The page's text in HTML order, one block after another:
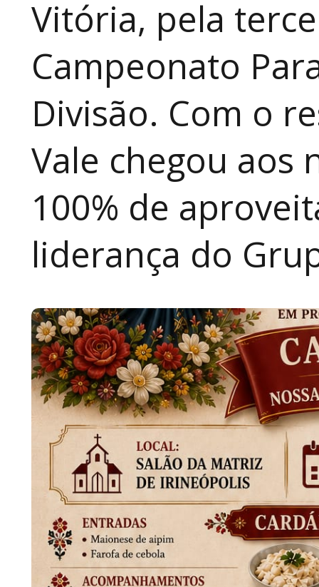
Vitória, pela
Campeonato
Divisão. Com o
Vale chegou aos
100% de
liderança do